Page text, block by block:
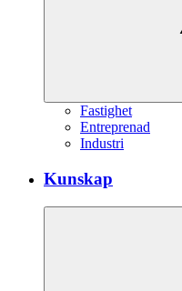
Fastighet
Entreprenad
Industri
Kunskap